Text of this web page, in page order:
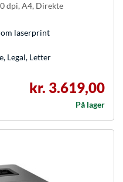
dpi, A4, Direkte
laserprint
Legal, Letter
kr. 3.619,00
På lager